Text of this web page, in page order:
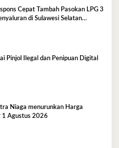
Cepat Tambah Pasokan LPG 3
di Sulawesi Selatan
Pinjol Ilegal dan Penipuan Digital
Niaga menurunkan Harga
1 Agustus 2026